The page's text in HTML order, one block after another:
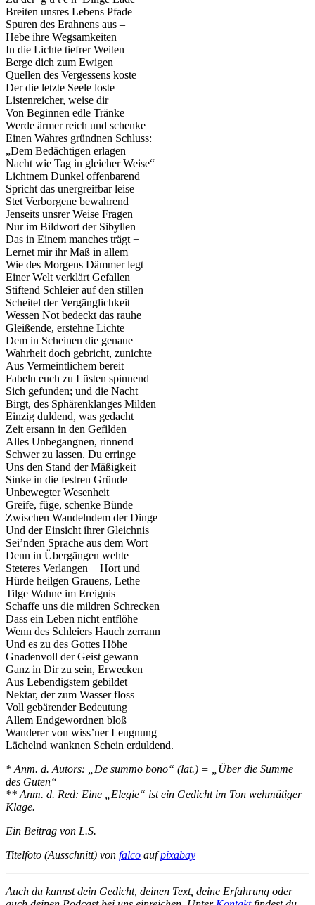
Breiten unsres Lebens Pfade
Spuren des Erahnens aus –
Hebe ihre Wegsamkeiten
In die Lichte tiefrer Weiten
Berge dich zum Ewigen
Quellen des Vergessens koste
Der die letzte Seele loste
Listenreicher, weise dir
Von Beginnen edle Tränke
Werde ärmer reich und schenke
Einen Wahres gründnen Schluss:
„Dem Bedächtigen erlagen
Nacht wie Tag in gleicher Weise“
Lichtnem Dunkel offenbarend
Spricht das unergreifbar leise
Stet Verborgene bewahrend
Jenseits unsrer Weise Fragen
Nur im Bildwort der Sibyllen
Das in Einem manches trägt −
Lernet mir ihr Maß in allem
Wie des Morgens Dämmer legt
Einer Welt verklärt Gefallen
Stiftend Schleier auf den stillen
Scheitel der Vergänglichkeit –
Wessen Not bedeckt das rauhe
Gleißende, erstehne Lichte
Dem in Scheinen die genaue
Wahrheit doch gebricht, zunichte
Aus Vermeintlichem bereit
Fabeln euch zu Lüsten spinnend
Sich gefunden; und die Nacht
Birgt, des Sphärenklanges Milden
Einzig duldend, was gedacht
Zeit ersann in den Gefilden
Alles Unbegangnen, rinnend
Schwer zu lassen. Du erringe
Uns den Stand der Mäßigkeit
Sinke in die festren Gründe
Unbewegter Wesenheit
Greife, füge, schenke Bünde
Zwischen Wandelndem der Dinge
Und der Einsicht ihrer Gleichnis
Sei’nden Sprache aus dem Wort
Denn in Übergängen wehte
Steteres Verlangen − Hort und
Hürde heilgen Grauens, Lethe
Tilge Wahne im Ereignis
Schaffe uns die mildren Schrecken
Dass ein Leben nicht entflöhe
Wenn des Schleiers Hauch zerrann
Und es zu des Gottes Höhe
Gnadenvoll der Geist gewann
Ganz in Dir zu sein, Erwecken
Aus Lebendigstem gebildet
Nektar, der zum Wasser floss
Voll gebärender Bedeutung
Allem Endgewordnen bloß
Wanderer von wiss’ner Leugnung
Lächelnd wanknen Schein erduldend.
* Anm. d. Autors:
„De summo bono“ (lat.) = „Über die Summe
des Guten“
** Anm. d. Red: Eine „Elegie“ ist ein Gedicht im Ton wehmütiger
Klage.
Ein Beitrag von L.S.
Titelfoto (Ausschnitt) von falco aufpixabay
Auch du kannst dein Gedicht, deinen Text, deine Erfahrung oder